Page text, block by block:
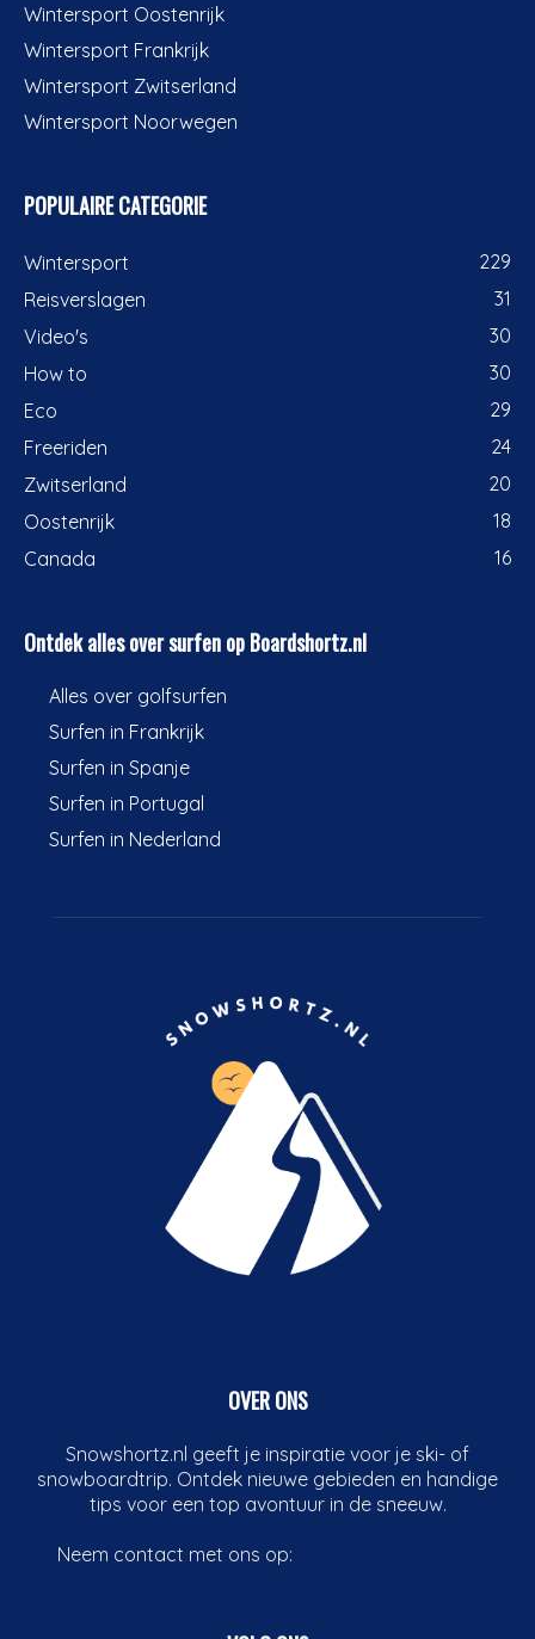
Wintersport Oostenrijk
Wintersport Frankrijk
Wintersport Zwitserland
Wintersport Noorwegen
POPULAIRE CATEGORIE
Wintersport
229
Reisverslagen
31
Video's
30
How to
30
Eco
29
Freeriden
24
Zwitserland
20
Oostenrijk
18
Canada
16
Ontdek alles over surfen op Boardshortz.nl
Alles over golfsurfen
Surfen in Frankrijk
Surfen in Spanje
Surfen in Portugal
Surfen in Nederland
OVER ONS
Snowshortz.nl geeft je inspiratie voor je ski- of
snowboardtrip. Ontdek nieuwe gebieden en handige
tips voor een top avontuur in de sneeuw.
Neem contact met ons op: